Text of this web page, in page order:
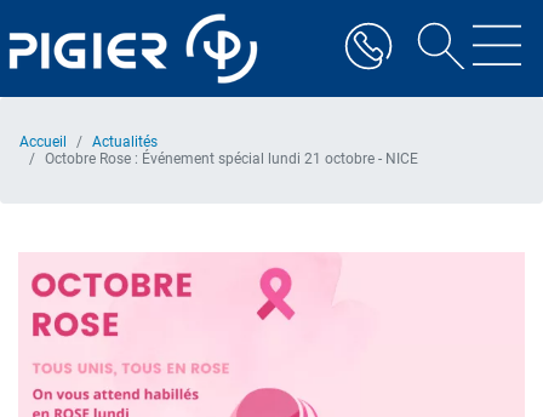
au
contenu
Accueil
Actualités
Octobre Rose : Événement spécial lundi 21 octobre - NICE